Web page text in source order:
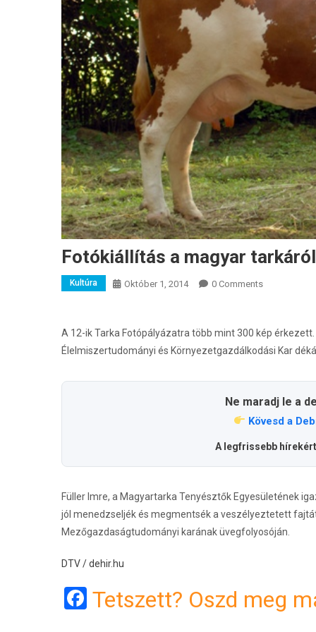
Fotókiállítás a magyar tarkáról
Kultúra Október 1, 2014 0 Comments
A 12-ik Tarka Fotópályázatra több mint 300 kép
Élelmiszertudományi és Környezetgazdálkodási Kar
Ne maradj le a
Kövesd a
A legfrissebb
Füller Imre, a Magyartarka Tenyésztők Egyesületének
jól menedzseljék és megmentsék a veszélyeztetett
Mezőgazdaságtudományi karának üvegfolyosóján.
DTV / dehir.hu
Facebook
Tetszett? Oszd meg